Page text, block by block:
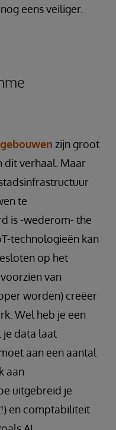
eens veiliger.
zijn groot
dit verhaal. Maar
te
is -wederom- the
technologieën kan
op het
van
worden) creëer
Wel heb je een
data laat
aan een aantal
aan
uitgebreid je
en comptabiliteit